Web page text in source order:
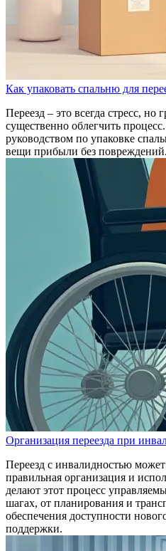
Как упаковать спальню для
Переезд – это всегда стресс, но
существенно облегчить
руководством по упаковке
вещи прибыли без повреждений.
Организация переезда при
Переезд с инвалидностью
правильная организация и
делают этот процесс
шагах, от планирования и
обеспечения доступности
поддержки.